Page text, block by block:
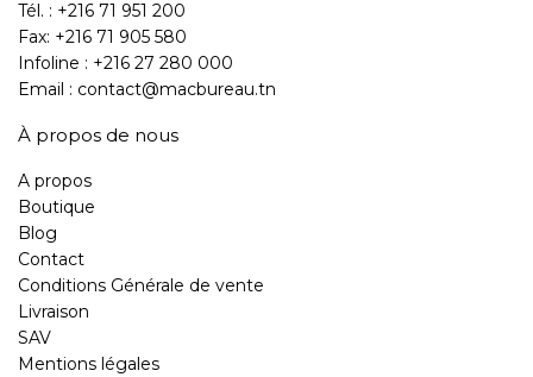
Tél. : +216 71 951 200
Fax: +216 71 905 580
Infoline : +216 27 280 000
Email : contact@macbureau.tn
À propos de nous
A propos
Boutique
Blog
Contact
Conditions Générale de vente
Livraison
SAV
Mentions légales